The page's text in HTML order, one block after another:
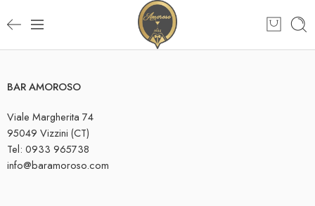
BAR AMOROSO
Viale Margherita 74
95049 Vizzini (CT)
Tel: 0933 965738
info@baramoroso.com